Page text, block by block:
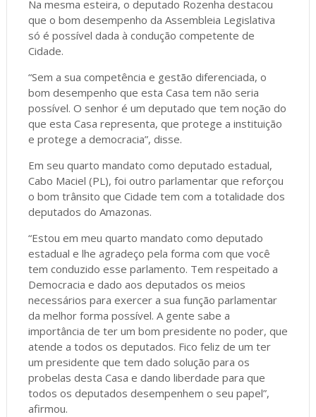
Na mesma esteira, o deputado Rozenha destacou
que o bom desempenho da Assembleia Legislativa
só é possível dada à condução competente de
Cidade.
“Sem a sua competência e gestão diferenciada, o
bom desempenho que esta Casa tem não seria
possível. O senhor é um deputado que tem noção do
que esta Casa representa, que protege a instituição
e protege a democracia”, disse.
Em seu quarto mandato como deputado estadual,
Cabo Maciel (PL), foi outro parlamentar que reforçou
o bom trânsito que Cidade tem com a totalidade dos
deputados do Amazonas.
“Estou em meu quarto mandato como deputado
estadual e lhe agradeço pela forma com que você
tem conduzido esse parlamento. Tem respeitado a
Democracia e dado aos deputados os meios
necessários para exercer a sua função parlamentar
da melhor forma possível. A gente sabe a
importância de ter um bom presidente no poder, que
atende a todos os deputados. Fico feliz de um ter
um presidente que tem dado solução para os
probelas desta Casa e dando liberdade para que
todos os deputados desempenhem o seu papel”,
afirmou.